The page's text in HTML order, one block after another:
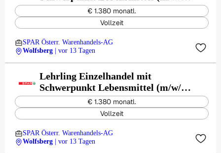
- Wolfsberg Tenorio
€ 1.380 monatl.
Vollzeit
SPAR Österr. Warenhandels-AG
Wolfsberg
| vor 13 Tagen
Lehrling Einzelhandel mit
Schwerpunkt Lebensmittel (m/w/d)
- EUROSPAR St. Johann
€ 1.380 monatl.
Vollzeit
SPAR Österr. Warenhandels-AG
Wolfsberg
| vor 13 Tagen